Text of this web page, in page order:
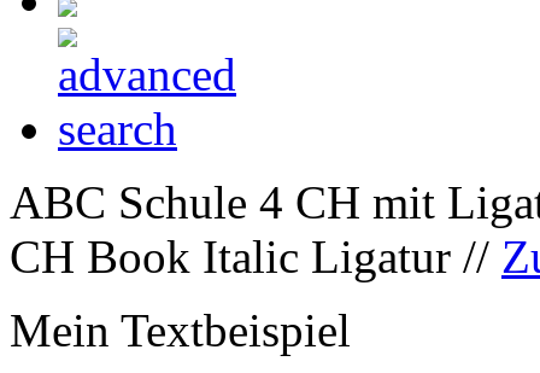
ABC Schule 4 CH mit
CH Book Italic Ligatur //
Mein Textbeispiel